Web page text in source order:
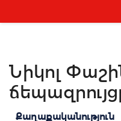
Նիկոլ
Քաղաքականություն